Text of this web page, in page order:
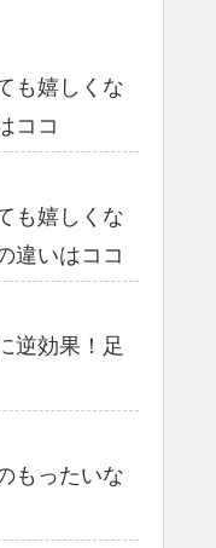
も嬉しくな
ココ
も嬉しくな
違いはココ
逆効果！足
もったいな